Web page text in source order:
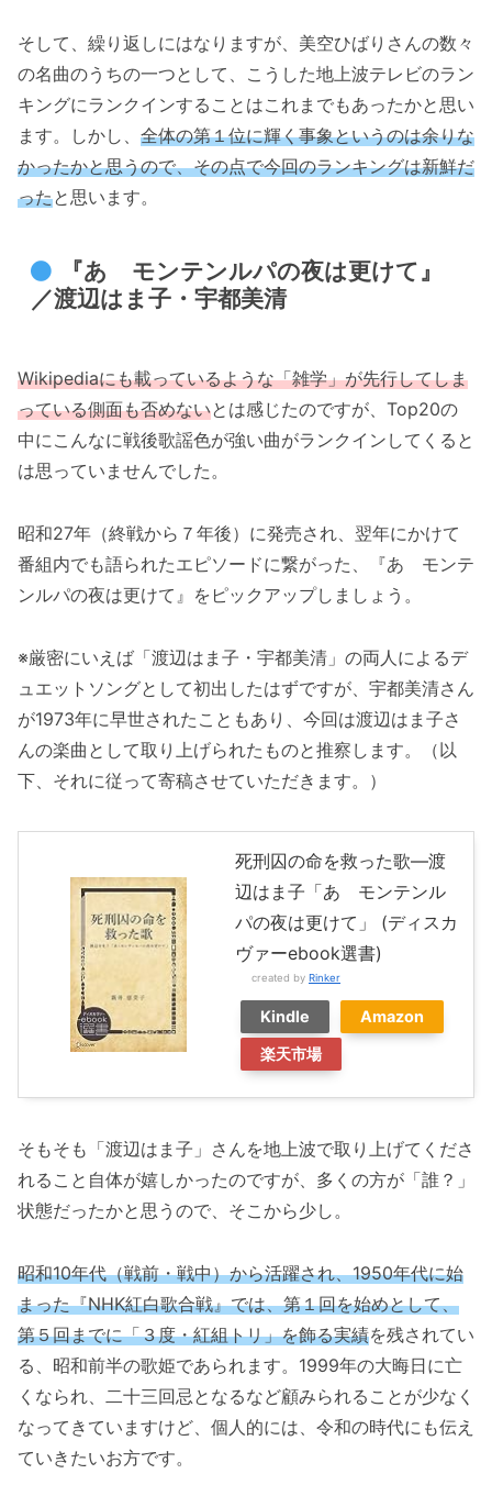
そして、繰り返しにはなりますが、美空ひばりさんの数々
の名曲のうちの一つとして、こうした地上波テレビのラン
キングにランクインすることはこれまでもあったかと思い
ます。しかし、 全体の第１位に輝く事象というのは余りな
かったかと思うので、その点で今回のランキングは新鮮だ
ったと思います。
『あゝモンテンルパの夜は更けて』
／渡辺はま子・宇都美清
Wikipediaにも載っているような「雑学」が先行してしま
っている側面も否めないとは感じたのですが、Top20の
中にこんなに戦後歌謡色が強い曲がランクインしてくると
は思っていませんでした。
昭和27年（終戦から７年後）に発売され、翌年にかけて
番組内でも語られたエピソードに繋がった、『あゝモンテ
ンルパの夜は更けて』をピックアップしましょう。
※厳密にいえば「渡辺はま子・宇都美清」の両人によるデ
ュエットソングとして初出したはずですが、宇都美清さん
が1973年に早世されたこともあり、今回は渡辺はま子さ
んの楽曲として取り上げられたものと推察します。（以
下、それに従って寄稿させていただきます。）
死刑囚の命を救った歌―渡
辺はま子「あゝモンテンル
パの夜は更けて」 (ディスカ
ヴァーebook選書)
created by Rinker
Kindle
Amazon
楽天市場
そもそも「渡辺はま子」さんを地上波で取り上げてくださ
れること自体が嬉しかったのですが、多くの方が「誰？」
状態だったかと思うので、そこから少し。
昭和10年代（戦前・戦中）から活躍され、1950年代に始
まった『NHK紅白歌合戦』では、第１回を始めとして、
第５回までに「３度・紅組トリ」を飾る実績を残されてい
る、昭和前半の歌姫であられます。1999年の大晦日に亡
くなられ、二十三回忌となるなど顧みられることが少なく
なってきていますけど、個人的には、令和の時代にも伝え
ていきたいお方です。